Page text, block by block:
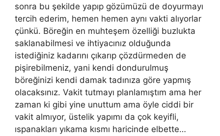
sonra bu şekilde yapıp gözümüzü de doyurmayı
tercih ederim, hemen hemen aynı vakti alıyorlar
çünkü. Böreğin en muhteşem özelliği buzlukta
saklanabilmesi ve ihtiyacınız olduğunda
istediğiniz kadarını çıkarıp çözdürmeden de
pişirebilmeniz, yani kendi dondurulmuş
böreğinizi kendi damak tadınıza göre yapmış
olacaksınız. Vakit tutmayı planlamıştım ama her
zaman ki gibi yine unuttum ama öyle ciddi bir
vakit almıyor, üstelik yapımı da çok keyifli,
ıspanakları yıkama kısmı haricinde elbette…